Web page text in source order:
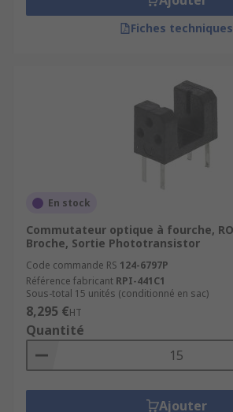
Fiches techniques
En stock
Commutateur optique à fourche,
Broche, Sortie Phototransistor
Code commande RS 124-6797P
Référence fabricant RPI-441C1
Sous-total 15 unités (conditionné en sac)
8,295 €HT
Quantité
Ajouter